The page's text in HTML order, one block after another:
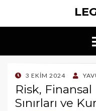
POSTED
ON
3 EKIM 2024
Risk,
Sınırları ve